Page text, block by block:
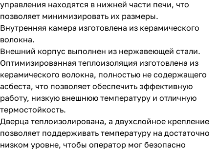
управления находятся в нижней части печи, что
позволяет минимизировать их размеры.
Внутренняя камера изготовлена ​​из керамического
волокна.
Внешний корпус выполнен из нержавеющей стали.
Оптимизированная теплоизоляция изготовлена из
керамического волокна, полностью не содержащего
асбеста, что позволяет обеспечить эффективную
работу, низкую внешнюю температуру и отличную
термостойкость.
Дверца теплоизолирована, а двухслойное крепление
позволяет поддерживать температуру на достаточно
низком уровне, чтобы оператор мог безопасно